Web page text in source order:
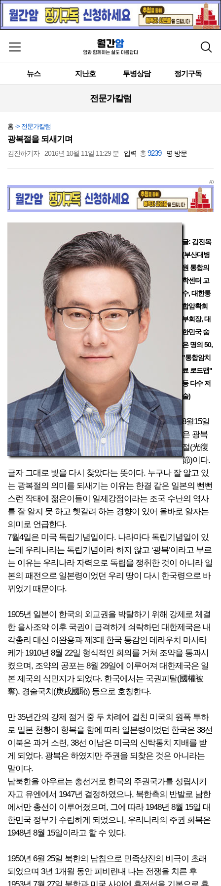
메뉴 열기 검색
뉴스 지난호 투병상담 정기구독
전문가칼럼
홈 -> 전문가칼럼
광복절을 되새기며
김진하기자 2016년 10월 11일 11:29 분 입력 총9239 명 방문
AD
글: 김진목
(부산대병
원 통합의
학센터 교
수, 대한통
합암확회
부회장, 대
한민국 숨
은 명의 50,
"통합암치
료 로드맵"
등 다수 저
술)
8월15일
은 광복
절(光復
節)이다.
글자 그대로 빛을 다시 찾았다는 뜻이다. 누구나 잘 알고 있
는 광복절의 의미를 되새기는 이유는 한결 같은 일본의 뻔뻔
스런 작태에 젊은이들이 일제강점이라는 조국 수난의 역사
를 잘 알지 못 하고 헷갈려 하는 경향이 있어 올바로 알자는
의미로 언급한다.
7월4일은 미국 독립기념일이다. 나라마다 독립기념일이 있
는데 우리나라는 독립기념이라 하지 않고 ‘광복’이라고 부르
는 이유는 우리나라 자력으로 독립을 쟁취한 것이 아니라 일
본의 패전으로 일본령이었던 우리 땅이 다시 한국령으로 바
뀌었기 때문이다.
1905년 일본이 한국의 외교권을 박탈하기 위해 강제로 체결
한 을사조약 이후 국권이 급격하게 쇠락하던 대한제국은 내
각총리 대신 이완용과 제3대 한국 통감인 데라우치 마사타
케가 1910년 8월 22일 형식적인 회의를 거쳐 조약을 통과시
켰으며, 조약의 공포는 8월 29일에 이루어져 대한제국은 일
본 제국의 식민지가 되었다. 한국에서는 국권피탈(國權被
奪), 경술국치(庚戌國恥) 등으로 호칭한다.
만 35년간의 강제 점거 중 두 차례에 걸친 미국의 원폭 투하
로 일본 천황이 항복을 함에 따라 일본령이었던 한국은 38선
이북은 과거 소련, 38선 이남은 미국의 신탁통치 지배를 받
게 되었다. 광복은 하였지만 주권을 되찾은 것은 아니라는
말이다.
남북한을 아우르는 총선거로 한국의 주권국가를 성립시키
자고 유엔에서 1947년 결정하였으나, 북한측의 반발로 남한
에서만 총선이 이루어졌으며, 그에 따라 1948년 8월 15일 대
한민국 정부가 수립하게 되었으니, 우리나라의 주권 회복은
1948년 8월 15일이라고 할 수 있다.
1950년 6월 25일 북한의 남침으로 민족상잔의 비극이 초래
되었으며 3년 1개월 동안 피비린내 나는 전쟁을 치른 후